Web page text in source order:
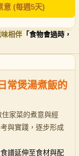
意 (每週5天)
相伴 「食物會過時，
日常煲湯煮飯的
家菜的煮意與經
與實踐，逐步形成
譜延伸至食材與配